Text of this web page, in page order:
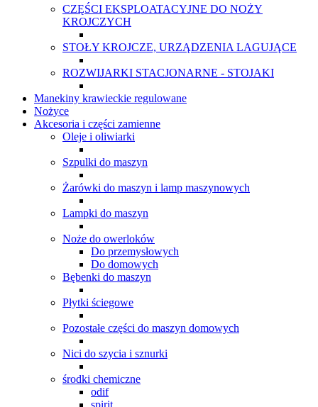
CZĘŚCI EKSPLOATACYJNE DO NOŻY
KROJCZYCH
STOŁY KROJCZE, URZĄDZENIA LAGUJĄCE
ROZWIJARKI STACJONARNE - STOJAKI
Manekiny krawieckie regulowane
Nożyce
Akcesoria i części zamienne
Oleje i oliwiarki
Szpulki do maszyn
Żarówki do maszyn i lamp maszynowych
Lampki do maszyn
Noże do owerloków
Do przemysłowych
Do domowych
Bębenki do maszyn
Płytki ściegowe
Pozostałe części do maszyn domowych
Nici do szycia i sznurki
środki chemiczne
odif
spirit